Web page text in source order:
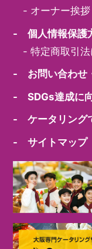
- オーナー挨拶
- 個人情報保護
-特定商取引
- お問い合わせ
- SDGs達成に
- ケータリング
- サイトマップ